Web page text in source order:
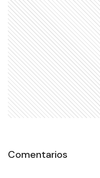
Comentarios